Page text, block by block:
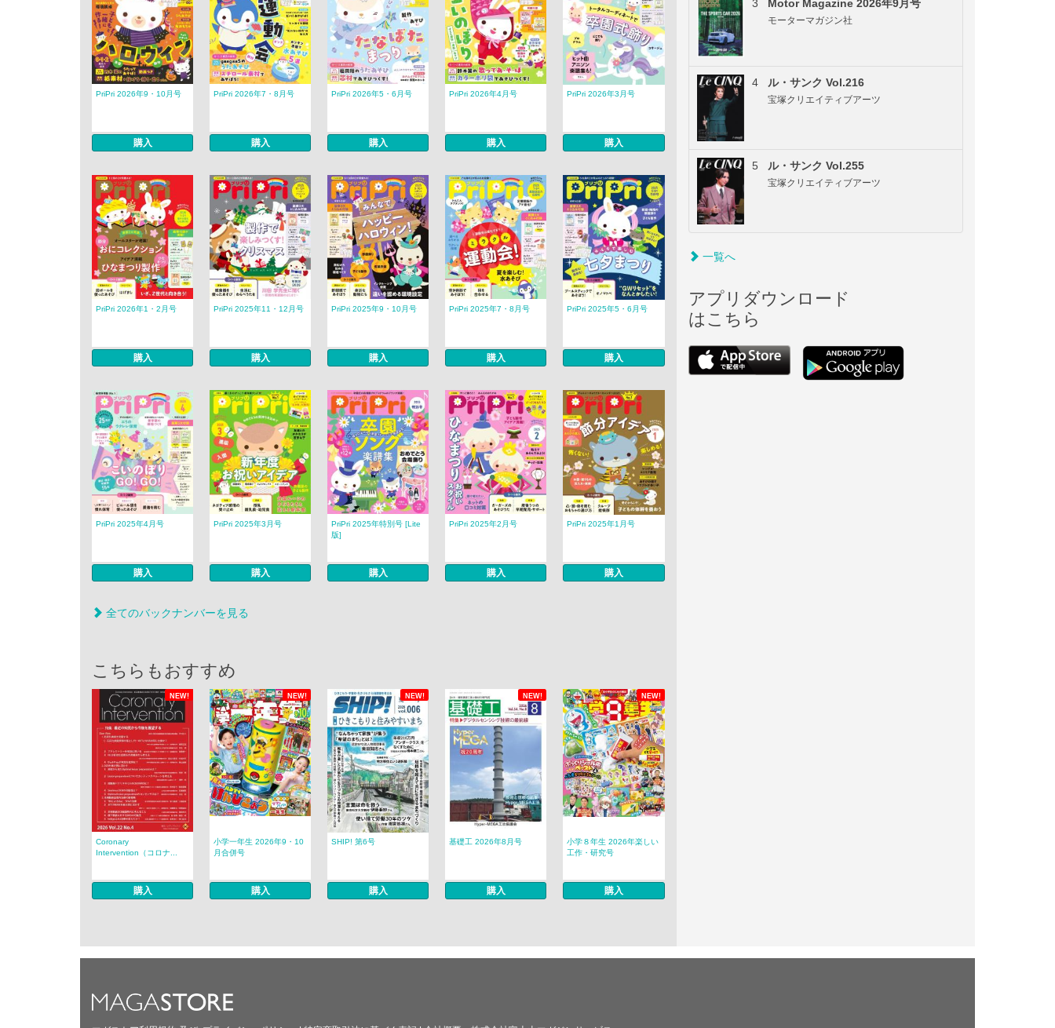
PriPri 2026年9・10月号
購入
PriPri 2026年7・8月号
購入
PriPri 2026年5・6月号
購入
PriPri 2026年4月号
購入
PriPri 2026年3月号
購入
PriPri 2026年1・2月号
購入
PriPri 2025年11・12月号
購入
PriPri 2025年9・10月号
購入
PriPri 2025年7・8月号
購入
PriPri 2025年5・6月号
購入
PriPri 2025年4月号
購入
PriPri 2025年3月号
購入
PriPri 2025年特別号 [Lite
版]
購入
PriPri 2025年2月号
購入
PriPri 2025年1月号
購入
全てのバックナンバーを見る
こちらもおすすめ
NEW! NEW! NEW! NEW! NEW!
Coronary
Intervention（コロナ...
購入
小学一年生 2026年9・10
月合併号
購入
SHIP! 第6号
購入
基礎工 2026年8月号
購入
小学８年生 2026年楽しい
工作・研究号
購入
3 Motor Magazine 2026年9月号
モーターマガジン社
4 ル・サンク Vol.216
宝塚クリエイティブアーツ
5 ル・サンク Vol.255
宝塚クリエイティブアーツ
一覧へ
アプリダウンロード
はこちら